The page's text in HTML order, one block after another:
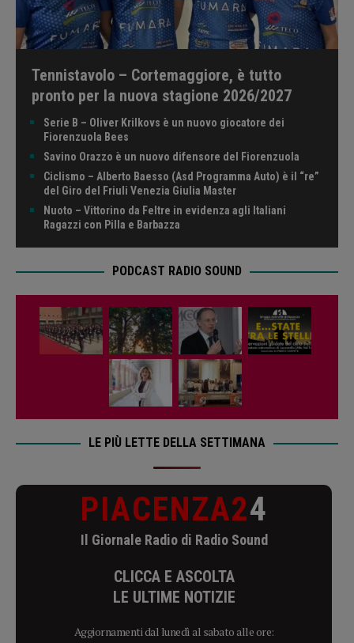
Tennistavolo – Cortemaggiore, è tutto
pronto per la nuova stagione 2026/2027
Serie B – Oliver Krilkovs è un nuovo giocatore dei
Fiorenzuola Bees
Savino Orazzo è un nuovo difensore del Fiorenzuola
Ciclismo – Alberto Baesso (Asd Programma Auto) è il “re”
del Giro del Friuli Venezia Giulia Master
Nuoto – Vittorino da Feltre in evidenza agli Italiani
Ragazzi con Pilla e Barbazza
PODCAST RADIO SOUND
LE PIÙ LETTE DELLA SETTIMANA
PIACENZA24
Il Giornale Radio di Radio Sound
CLICCA E ASCOLTA
LE ULTIME NOTIZIE
Aggiornamenti dal lunedì al sabato alle ore: